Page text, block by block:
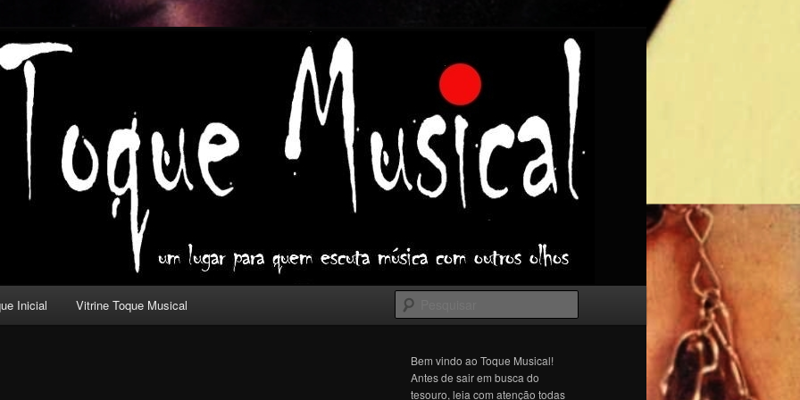
com outros olhos.
Inicial Vitrine Toque Musical
Bem vindo ao Toque Musical!
Antes de sair em busca do
tesouro, leia com atenção todas